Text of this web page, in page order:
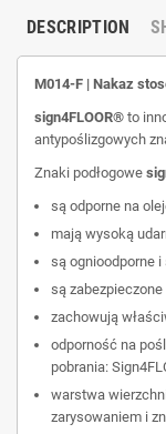
DESCRIPTION
M014-F | Nakaz
sign4FLOOR® to
antypoślizgowych
Znaki podłogowe
są odporne na
mają wysoką
są ognioodporne
są zabezpieczone
zachowują
odporność na
pobrania:
warstwa
zarysowaniem i